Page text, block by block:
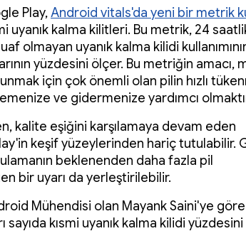
Play,Android vitals'da yeni bir metrik
uyanık kalma kilitleri. Bu metrik, 24
olmayan uyanık kalma kilidi
yüzdesini ölçer. Bu metriğin amacı,
için çok önemli olan pilin hızlı
ve gidermenize yardımcı
kalite eşiğini karşılamaya devam eden
keşif yüzeylerinden hariç tutulabilir.
beklenenden daha fazla pil
bir uyarı da yerleştirilebilir.
Mühendisi olan Mayank Saini'ye
sayıda kısmi uyanık kalma kilidi yüzdesini